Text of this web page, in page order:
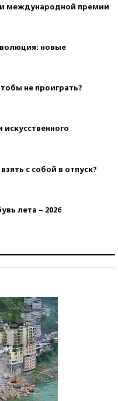
международной премии
новые
не проиграть?
с собой в отпуск?
лета – 2026